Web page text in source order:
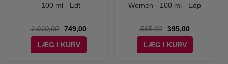
- 100 ml - Edt
1.010,00
749,00
LÆG I KURV
Women - 100 ml - Edp
565,00
395,00
LÆG I KURV